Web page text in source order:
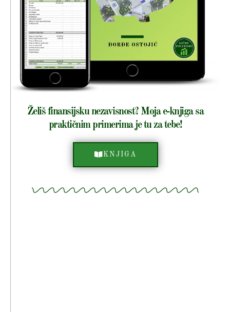
Želiš finansijsku nezavisnost? Moja e-knjiga sa
praktičnim primerima je tu za tebe!
KNJIGA